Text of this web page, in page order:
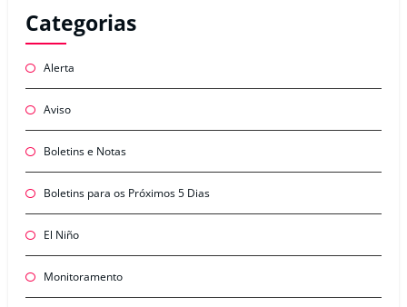
Categorias
Alerta
Aviso
Boletins e Notas
Boletins para os Próximos 5 Dias
El Niño
Monitoramento